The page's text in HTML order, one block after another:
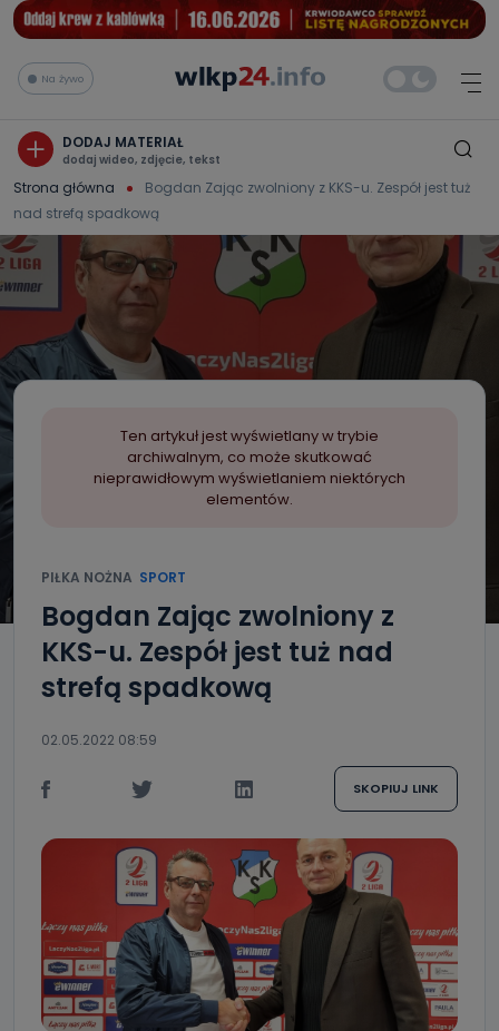
Na żywo
DODAJ MATERIAŁ
dodaj wideo, zdjęcie, tekst
Strona główna
Bogdan Zając zwolniony z KKS-u. Zespół jest tuż
nad strefą spadkową
Ten artykuł jest wyświetlany w trybie
archiwalnym, co może skutkować
nieprawidłowym wyświetlaniem niektórych
elementów.
PIŁKA NOŻNA SPORT
Bogdan Zając zwolniony z
KKS-u. Zespół jest tuż nad
strefą spadkową
02.05.2022 08:59
SKOPIUJ LINK